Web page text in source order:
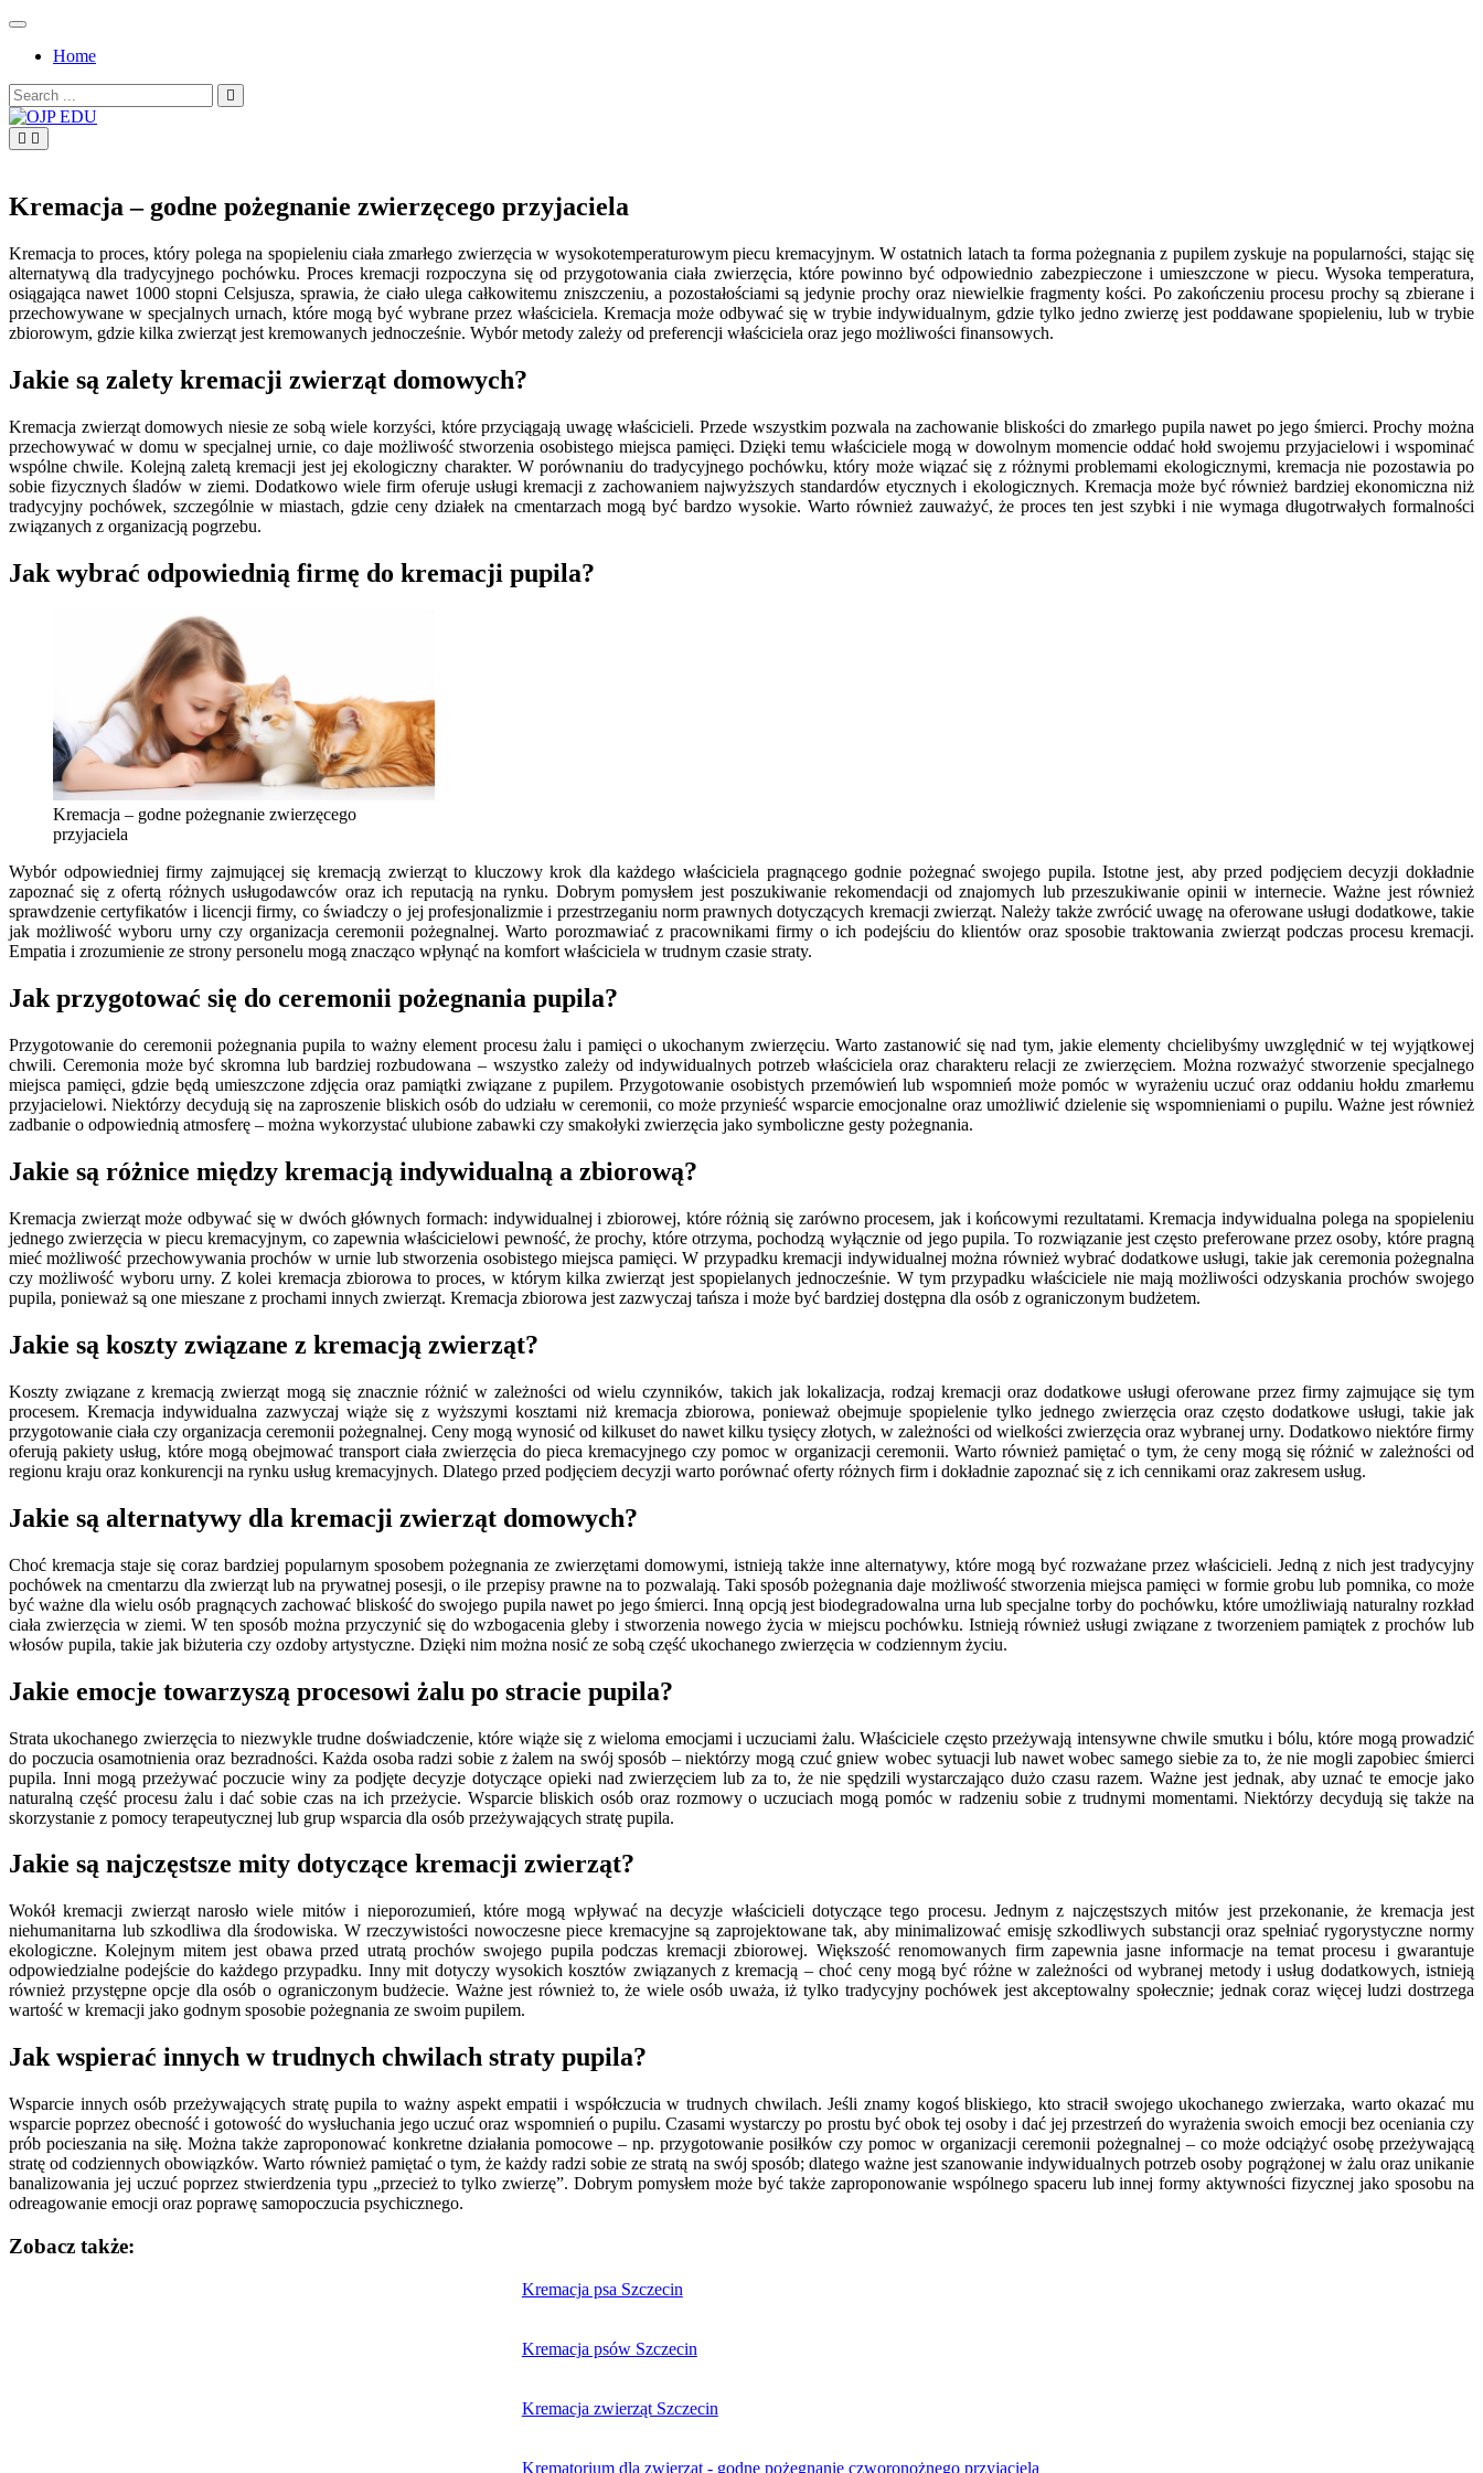
Skip
contentHome
Search
for:
Kremacja – godne pożegnanie zwierzęcego przyjaciela
Kremacja to proces, który polega na spopieleniu ciała zmarłego zwierzęcia w wysokotemperaturowym piecu kremacyjnym. W ostatnich latach ta forma pożegnania z pupilem zyskuje na popularności, stając się
alternatywą dla tradycyjnego pochówku. Proces kremacji rozpoczyna się od przygotowania ciała zwierzęcia, które powinno być odpowiednio zabezpieczone i umieszczone w piecu. Wysoka temperatura,
osiągająca nawet 1000 stopni Celsjusza, sprawia, że ciało ulega całkowitemu zniszczeniu, a pozostałościami są jedynie prochy oraz niewielkie fragmenty kości. Po zakończeniu procesu prochy są zbierane i
przechowywane w specjalnych urnach, które mogą być wybrane przez właściciela. Kremacja może odbywać się w trybie indywidualnym, gdzie tylko jedno zwierzę jest poddawane spopieleniu, lub w trybie
zbiorowym, gdzie kilka zwierząt jest kremowanych jednocześnie. Wybór metody zależy od preferencji właściciela oraz jego możliwości finansowych.
Jakie są zalety kremacji zwierząt domowych?
Kremacja zwierząt domowych niesie ze sobą wiele korzyści, które przyciągają uwagę właścicieli. Przede wszystkim pozwala na zachowanie bliskości do zmarłego pupila nawet po jego śmierci. Prochy można
przechowywać w domu w specjalnej urnie, co daje możliwość stworzenia osobistego miejsca pamięci. Dzięki temu właściciele mogą w dowolnym momencie oddać hołd swojemu przyjacielowi i wspominać
wspólne chwile. Kolejną zaletą kremacji jest jej ekologiczny charakter. W porównaniu do tradycyjnego pochówku, który może wiązać się z różnymi problemami ekologicznymi, kremacja nie pozostawia po
sobie fizycznych śladów w ziemi. Dodatkowo wiele firm oferuje usługi kremacji z zachowaniem najwyższych standardów etycznych i ekologicznych. Kremacja może być również bardziej ekonomiczna niż
tradycyjny pochówek, szczególnie w miastach, gdzie ceny działek na cmentarzach mogą być bardzo wysokie. Warto również zauważyć, że proces ten jest szybki i nie wymaga długotrwałych formalności
związanych z organizacją pogrzebu.
Jak wybrać odpowiednią firmę do kremacji pupila?
Kremacja – godne pożegnanie zwierzęcego
przyjaciela
Wybór odpowiedniej firmy zajmującej się kremacją zwierząt to kluczowy krok dla każdego właściciela pragnącego godnie pożegnać swojego pupila. Istotne jest, aby przed podjęciem decyzji dokładnie
zapoznać się z ofertą różnych usługodawców oraz ich reputacją na rynku. Dobrym pomysłem jest poszukiwanie rekomendacji od znajomych lub przeszukiwanie opinii w internecie. Ważne jest również
sprawdzenie certyfikatów i licencji firmy, co świadczy o jej profesjonalizmie i przestrzeganiu norm prawnych dotyczących kremacji zwierząt. Należy także zwrócić uwagę na oferowane usługi dodatkowe, takie
jak możliwość wyboru urny czy organizacja ceremonii pożegnalnej. Warto porozmawiać z pracownikami firmy o ich podejściu do klientów oraz sposobie traktowania zwierząt podczas procesu kremacji.
Empatia i zrozumienie ze strony personelu mogą znacząco wpłynąć na komfort właściciela w trudnym czasie straty.
Jak przygotować się do ceremonii pożegnania pupila?
Przygotowanie do ceremonii pożegnania pupila to ważny element procesu żalu i pamięci o ukochanym zwierzęciu. Warto zastanowić się nad tym, jakie elementy chcielibyśmy uwzględnić w tej wyjątkowej
chwili. Ceremonia może być skromna lub bardziej rozbudowana – wszystko zależy od indywidualnych potrzeb właściciela oraz charakteru relacji ze zwierzęciem. Można rozważyć stworzenie specjalnego
miejsca pamięci, gdzie będą umieszczone zdjęcia oraz pamiątki związane z pupilem. Przygotowanie osobistych przemówień lub wspomnień może pomóc w wyrażeniu uczuć oraz oddaniu hołdu zmarłemu
przyjacielowi. Niektórzy decydują się na zaproszenie bliskich osób do udziału w ceremonii, co może przynieść wsparcie emocjonalne oraz umożliwić dzielenie się wspomnieniami o pupilu. Ważne jest również
zadbanie o odpowiednią atmosferę – można wykorzystać ulubione zabawki czy smakołyki zwierzęcia jako symboliczne gesty pożegnania.
Jakie są różnice między kremacją indywidualną a zbiorową?
Kremacja zwierząt może odbywać się w dwóch głównych formach: indywidualnej i zbiorowej, które różnią się zarówno procesem, jak i końcowymi rezultatami. Kremacja indywidualna polega na spopieleniu
jednego zwierzęcia w piecu kremacyjnym, co zapewnia właścicielowi pewność, że prochy, które otrzyma, pochodzą wyłącznie od jego pupila. To rozwiązanie jest często preferowane przez osoby, które pragną
mieć możliwość przechowywania prochów w urnie lub stworzenia osobistego miejsca pamięci. W przypadku kremacji indywidualnej można również wybrać dodatkowe usługi, takie jak ceremonia pożegnalna
czy możliwość wyboru urny. Z kolei kremacja zbiorowa to proces, w którym kilka zwierząt jest spopielanych jednocześnie. W tym przypadku właściciele nie mają możliwości odzyskania prochów swojego
pupila, ponieważ są one mieszane z prochami innych zwierząt. Kremacja zbiorowa jest zazwyczaj tańsza i może być bardziej dostępna dla osób z ograniczonym budżetem.
Jakie są koszty związane z kremacją zwierząt?
Koszty związane z kremacją zwierząt mogą się znacznie różnić w zależności od wielu czynników, takich jak lokalizacja, rodzaj kremacji oraz dodatkowe usługi oferowane przez firmy zajmujące się tym
procesem. Kremacja indywidualna zazwyczaj wiąże się z wyższymi kosztami niż kremacja zbiorowa, ponieważ obejmuje spopielenie tylko jednego zwierzęcia oraz często dodatkowe usługi, takie jak
przygotowanie ciała czy organizacja ceremonii pożegnalnej. Ceny mogą wynosić od kilkuset do nawet kilku tysięcy złotych, w zależności od wielkości zwierzęcia oraz wybranej urny. Dodatkowo niektóre firmy
oferują pakiety usług, które mogą obejmować transport ciała zwierzęcia do pieca kremacyjnego czy pomoc w organizacji ceremonii. Warto również pamiętać o tym, że ceny mogą się różnić w zależności od
regionu kraju oraz konkurencji na rynku usług kremacyjnych. Dlatego przed podjęciem decyzji warto porównać oferty różnych firm i dokładnie zapoznać się z ich cennikami oraz zakresem usług.
Jakie są alternatywy dla kremacji zwierząt domowych?
Choć kremacja staje się coraz bardziej popularnym sposobem pożegnania ze zwierzętami domowymi, istnieją także inne alternatywy, które mogą być rozważane przez właścicieli. Jedną z nich jest tradycyjny
pochówek na cmentarzu dla zwierząt lub na prywatnej posesji, o ile przepisy prawne na to pozwalają. Taki sposób pożegnania daje możliwość stworzenia miejsca pamięci w formie grobu lub pomnika, co może
być ważne dla wielu osób pragnących zachować bliskość do swojego pupila nawet po jego śmierci. Inną opcją jest biodegradowalna urna lub specjalne torby do pochówku, które umożliwiają naturalny rozkład
ciała zwierzęcia w ziemi. W ten sposób można przyczynić się do wzbogacenia gleby i stworzenia nowego życia w miejscu pochówku. Istnieją również usługi związane z tworzeniem pamiątek z prochów lub
włosów pupila, takie jak biżuteria czy ozdoby artystyczne. Dzięki nim można nosić ze sobą część ukochanego zwierzęcia w codziennym życiu.
Jakie emocje towarzyszą procesowi żalu po stracie pupila?
Strata ukochanego zwierzęcia to niezwykle trudne doświadczenie, które wiąże się z wieloma emocjami i uczuciami żalu. Właściciele często przeżywają intensywne chwile smutku i bólu, które mogą prowadzić
do poczucia osamotnienia oraz bezradności. Każda osoba radzi sobie z żalem na swój sposób – niektórzy mogą czuć gniew wobec sytuacji lub nawet wobec samego siebie za to, że nie mogli zapobiec śmierci
pupila. Inni mogą przeżywać poczucie winy za podjęte decyzje dotyczące opieki nad zwierzęciem lub za to, że nie spędzili wystarczająco dużo czasu razem. Ważne jest jednak, aby uznać te emocje jako
naturalną część procesu żalu i dać sobie czas na ich przeżycie. Wsparcie bliskich osób oraz rozmowy o uczuciach mogą pomóc w radzeniu sobie z trudnymi momentami. Niektórzy decydują się także na
skorzystanie z pomocy terapeutycznej lub grup wsparcia dla osób przeżywających stratę pupila.
Jakie są najczęstsze mity dotyczące kremacji zwierząt?
Wokół kremacji zwierząt narosło wiele mitów i nieporozumień, które mogą wpływać na decyzje właścicieli dotyczące tego procesu. Jednym z najczęstszych mitów jest przekonanie, że kremacja jest
niehumanitarna lub szkodliwa dla środowiska. W rzeczywistości nowoczesne piece kremacyjne są zaprojektowane tak, aby minimalizować emisję szkodliwych substancji oraz spełniać rygorystyczne normy
ekologiczne. Kolejnym mitem jest obawa przed utratą prochów swojego pupila podczas kremacji zbiorowej. Większość renomowanych firm zapewnia jasne informacje na temat procesu i gwarantuje
odpowiedzialne podejście do każdego przypadku. Inny mit dotyczy wysokich kosztów związanych z kremacją – choć ceny mogą być różne w zależności od wybranej metody i usług dodatkowych, istnieją
również przystępne opcje dla osób o ograniczonym budżecie. Ważne jest również to, że wiele osób uważa, iż tylko tradycyjny pochówek jest akceptowalny społecznie; jednak coraz więcej ludzi dostrzega
wartość w kremacji jako godnym sposobie pożegnania ze swoim pupilem.
Jak wspierać innych w trudnych chwilach straty pupila?
Wsparcie innych osób przeżywających stratę pupila to ważny aspekt empatii i współczucia w trudnych chwilach. Jeśli znamy kogoś bliskiego, kto stracił swojego ukochanego zwierzaka, warto okazać mu
wsparcie poprzez obecność i gotowość do wysłuchania jego uczuć oraz wspomnień o pupilu. Czasami wystarczy po prostu być obok tej osoby i dać jej przestrzeń do wyrażenia swoich emocji bez oceniania czy
prób pocieszania na siłę. Można także zaproponować konkretne działania pomocowe – np. przygotowanie posiłków czy pomoc w organizacji ceremonii pożegnalnej – co może odciążyć osobę przeżywającą
stratę od codziennych obowiązków. Warto również pamiętać o tym, że każdy radzi sobie ze stratą na swój sposób; dlatego ważne jest szanowanie indywidualnych potrzeb osoby pogrążonej w żalu oraz unikanie
banalizowania jej uczuć poprzez stwierdzenia typu „przecież to tylko zwierzę”. Dobrym pomysłem może być także zaproponowanie wspólnego spaceru lub innej formy aktywności fizycznej jako sposobu na
odreagowanie emocji oraz poprawę samopoczucia psychicznego.
Zobacz także:
Kremacja psa Szczecin
Kremacja psów Szczecin
Kremacja zwierząt Szczecin
Krematorium dla zwierząt - godne pożegnanie czworonożnego przyjaciela